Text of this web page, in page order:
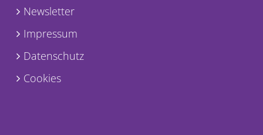
Newsletter
Impressum
Datenschutz
Cookies